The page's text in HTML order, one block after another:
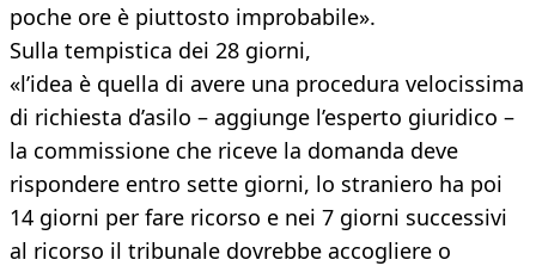
poche ore è piuttosto improbabile».
Sulla tempistica dei 28 giorni,
«l’idea è quella di avere una procedura velocissima
di richiesta d’asilo – aggiunge l’esperto giuridico –
la commissione che riceve la domanda deve
rispondere entro sette giorni, lo straniero ha poi
14 giorni per fare ricorso e nei 7 giorni successivi
al ricorso il tribunale dovrebbe accogliere o